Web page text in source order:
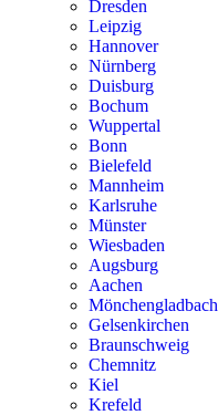
Dresden
Leipzig
Hannover
Nürnberg
Duisburg
Bochum
Wuppertal
Bonn
Bielefeld
Mannheim
Karlsruhe
Münster
Wiesbaden
Augsburg
Aachen
Mönchengladbach
Gelsenkirchen
Braunschweig
Chemnitz
Kiel
Krefeld